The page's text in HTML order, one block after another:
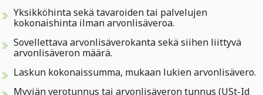
Yksikköhinta sekä tavaroiden tai palvelujen
kokonaishinta ilman arvonlisäveroa.
Sovellettava arvonlisäverokanta sekä siihen liittyvä
arvonlisäveron määrä.
Laskun kokonaissumma, mukaan lukien arvonlisävero.
Myyjän verotunnus tai arvonlisäveron tunnus (USt-Id